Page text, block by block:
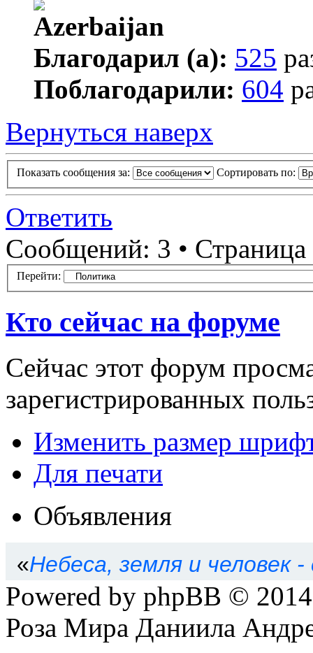
Благодарил (а): 525
Поблагодарили: 604
Вернуться наверх
Показать сообщения за: Сортировать по:
Ответить
Сообщений: 3 • Страница
Перейти:
Кто сейчас на форуме
Сейчас этот форум
зарегистрированных
Изменить размер
Для печати
Объявления
«Небеса, земля и человек
Powered by phpBB ©
Роза Мира Даниила